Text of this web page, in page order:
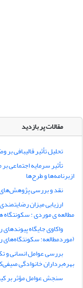
مقالات پر بازدید
تحلیل تأثیر قالیبافی
تأثیر سرمایه اجتماعی
ازبرنامه‌ها و طرح‌ها
نقد و بررسی پژوهش‌های
ارزیابی میزان
مطالعه ی موردی :
واکاوی جایگاه
(موردمطالعه:
بررسی عوامل انسانی و
بهره‌برداران خانوادگی
سنجش عوامل مؤثر بر